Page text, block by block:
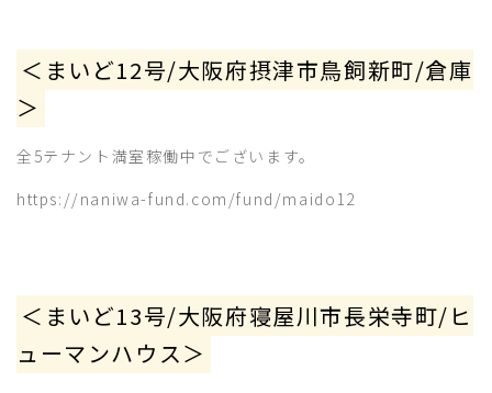
＜まいど12号/大阪府摂津市鳥飼新町/倉庫
＞
全5テナント満室稼働中でございます。
https://naniwa-fund.com/fund/maido12
＜まいど13号/大阪府寝屋川市長栄寺町/ヒ
ューマンハウス＞